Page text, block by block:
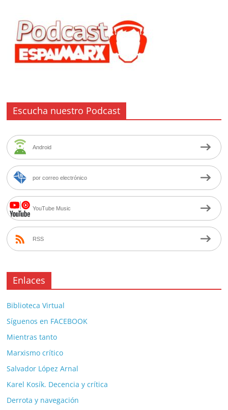
Escucha nuestro Podcast
Android
por correo electrónico
YouTube Music
RSS
Enlaces
Biblioteca Virtual
Síguenos en FACEBOOK
Mientras tanto
Marxismo crítico
Salvador López Arnal
Karel Kosík. Decencia y crítica
Derrota y navegación